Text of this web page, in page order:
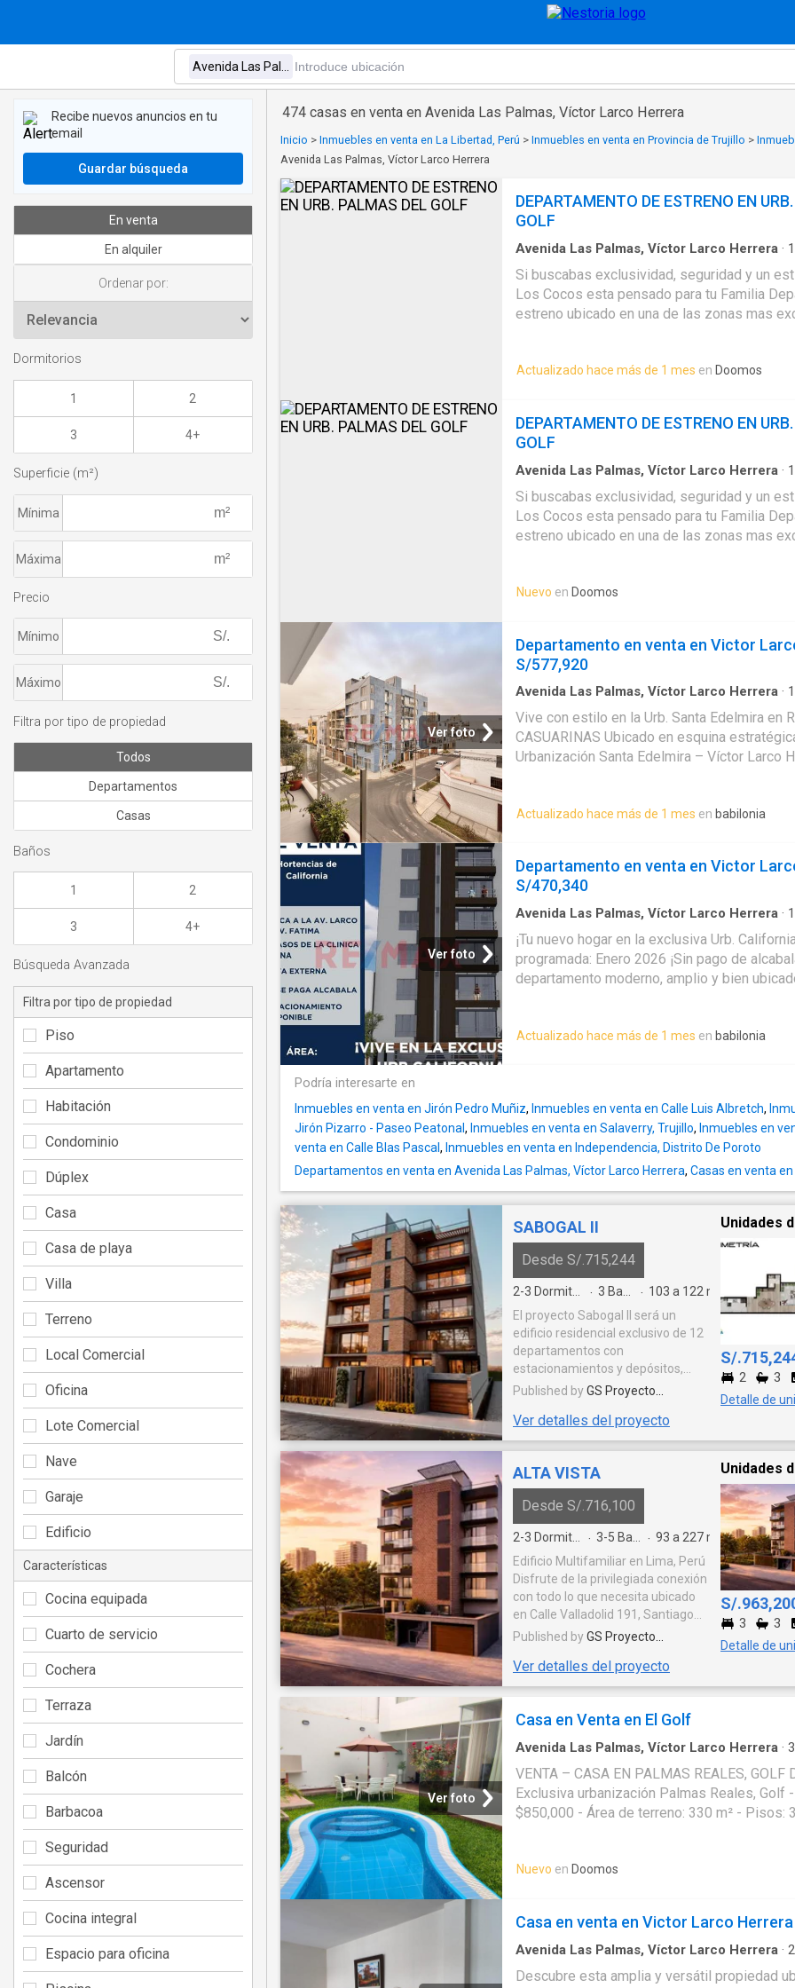
474 casas en venta en Avenida Las Palmas, Víctor Larco Herrera
Inicio > Inmuebles en venta en La Libertad, Perú > Inmuebles en venta en Provincia de Trujillo >
Avenida Las Palmas, Víctor Larco Herrera
DEPARTAMENTO DE ESTRENO EN
GOLF
Avenida Las Palmas, Víctor Larco Herrera ·
Si buscabas exclusividad, seguridad y un
Los Cocos esta pensado para tu Familia
estreno ubicado en una de las zonas mas
platos, cocina empotrada, 3 habitaciones
deposito de 10 m2. La Cochera es
Actualizado hace más de 1 mes en Doomos
DEPARTAMENTO DE ESTRENO EN
GOLF
Avenida Las Palmas, Víctor Larco Herrera ·
Si buscabas exclusividad, seguridad y un
Los Cocos esta pensado para tu Familia
estreno ubicado en una de las zonas mas
platos, cocina empotrada, 3 habitaciones
deposito de 10 m2. La Cochera es
Nuevo en Doomos
Ver foto
Departamento en venta en Victor
S/577,920
Avenida Las Palmas, Víctor Larco Herrera ·
Vive con estilo en la Urb. Santa Edelmira en
CASUARINAS Ubicado en esquina
Urbanización Santa Edelmira – Víctor Larco
con alta proyección de crecimiento y
13 pisos en etapa de acabados, con
con vista exterior Moderna cocina abierta
granito, encimera, campana y reposteros
3 habitaciones con closets: ️ Habitación
doble vista externa ️ 2 habitaciones
120 m2 Espacios iluminados con amplias
la azotea PRECIOS: 110 M2 A $ 154
Y 8) 120 M2 A $ 168 000(DISPONIBLES
Actualizado hace más de 1 mes en babilonia
Ver foto
Departamento en venta en Victor
S/470,340
Avenida Las Palmas, Víctor Larco Herrera ·
Cochera
¡Tu nuevo hogar en la exclusiva Urb.
programada: Enero 2026 ¡Sin pago de
departamento moderno, amplio y bien
Área total: 108 m² Sala comedor con Vista
habitaciones con closet y habitación
privilegiada: Ubicado en la exclusiva Urb.
de: ️ Av. Larco y Av. Fátima ️ Clínica Sanna
Nuestra Sra de Fátima y más Este proyecto
confort y plusvalía, ideal para vivir o invertir.
asegura tu nuevo depa antes del
Actualizado hace más de 1 mes en babilonia
Podría interesarte en
Inmuebles en venta en Jirón Pedro Muñiz, Inmuebles en venta en Calle Luis Albretch,
Jirón Pizarro - Paseo Peatonal , Inmuebles en venta en Salaverry, Trujillo, Inmuebles en
venta en Calle Blas Pascal , Inmuebles en venta en Independencia, Distrito De Poroto
Departamentos en venta en Avenida Las Palmas, Víctor Larco Herrera, Casas en venta
SABOGAL II
Desde S/.715,244
2-3 · 3 · 103 a 122
El proyecto Sabogal II será un
edificio residencial exclusivo de 12
departamentos con
estacionamientos y depósitos,
distribuidos en 10 flats y 2 dúplex,
hasta 252 m². Uno de los dúplex
destaca por contar con piscina
de parrilla, mientras que el
segundo ofrece una amplia
terraza con parrilla, ideal para el
disfrute familiar.
Published byGS Proyecto
Ver detalles del proyecto
Unidades
S/
2 3
Detalle de
ALTA VISTA
Desde S/.716,100
2-3 · 3-5 · 93 a 227
m²
Edificio Multifamiliar en Lima, Perú
Disfrute de la privilegiada conexión
con todo lo que necesita ubicado
en Calle Valladolid 191, Santiago
de Surco, a pocas cuadras de la Av.
Higuereta. En una zona muy
tranquila y residencial. Su nuevo
tranquilidad con la conveniencia.
mejores colegios, centros
comerciales y restaurantes son
una extensión natural de su día a
día. Esta es la ubicación perfecta
ciudad a sus pies y la comodidad
Published byGS Proyecto
Ver detalles del proyecto
Unidades
S/
3 3
Detalle de
Ver foto
Casa en Venta en El Golf
Avenida Las Palmas, Víctor Larco Herrera ·
Cuarto de servicio· Cochera· Cocina equipada
VENTA – CASA EN PALMAS REALES, GOLF
Exclusiva urbanización Palmas Reales, Golf
$850,000 - Área de terreno: 330 m² - Pisos:
Sala amplia e iluminada - Comedor y
diseño moderno - Balcón con excelente
usos - Escritorio o estudio - Oficina privada
- Cuarto y baño de servicio - Depósito
Nivel - Medio baño de visita - Cuarto de
con excelente iluminación - Cocina cerrada
Nuevo en Doomos
Casa en venta en Victor Larco
Avenida Las Palmas, Víctor Larco Herrera ·
Cochera· Cocina equipada
Descubre esta amplia y versátil propiedad
Recibe nuevos anuncios en tu
email
Guardar búsqueda
En venta
En alquiler
Ordenar por:
Dormitorios
1 2
3 4+
Superficie (m²)
Mínima
Máxima
Precio
Mínimo
Máximo
Filtra por tipo de propiedad
Todos
Departamentos
Casas
Baños
1 2
3 4+
Búsqueda Avanzada
Filtra por tipo de propiedad
Piso
Apartamento
Habitación
Condominio
Dúplex
Casa
Casa de playa
Villa
Terreno
Local Comercial
Oficina
Lote Comercial
Nave
Garaje
Edificio
Características
Cocina equipada
Cuarto de servicio
Cochera
Terraza
Jardín
Balcón
Barbacoa
Seguridad
Ascensor
Cocina integral
Espacio para oficina